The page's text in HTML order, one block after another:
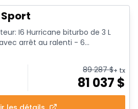
Sport
I6 Hurricane biturbo de 3 L
arrêt au ralenti - 6...
89 287$+ tx
81 037 $